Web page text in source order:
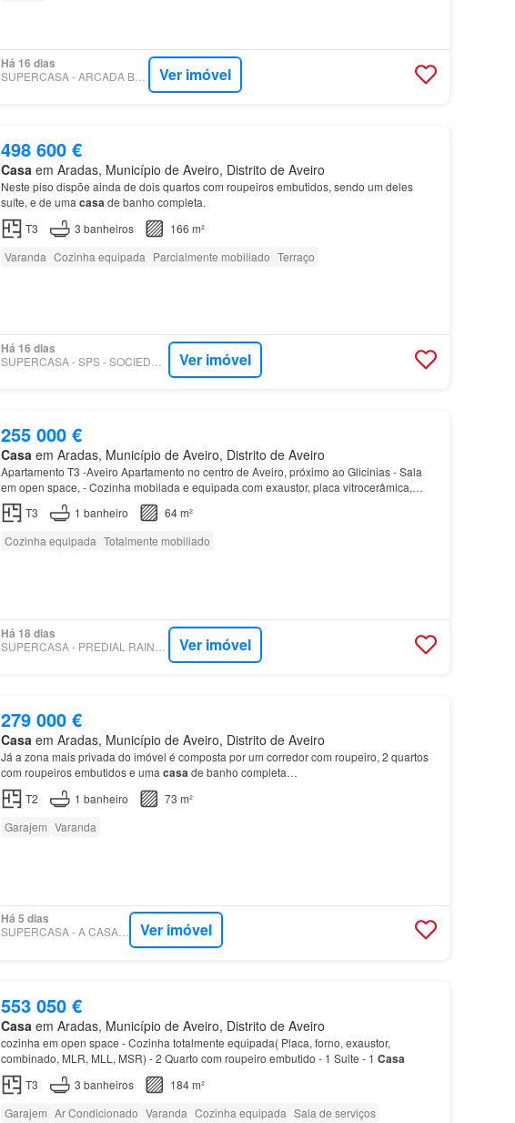
Há 16 dias
SUPERCASA - ARCADA BAIRRO DO LICEU Ver imóvel
498 600 €
Casaem Aradas, Município de Aveiro, Distrito de Aveiro
Neste piso dispõe ainda de dois quartos com roupeiros embutidos, sendo um deles
suíte, e de uma casade banho completa.
T3
3 banheiros
166 m²
Varanda Cozinha equipada Parcialmente mobiliado Terraço
Há 16 dias
Ver imóvel
255 000 €
Casaem Aradas, Município de Aveiro, Distrito de Aveiro
Apartamento T3 -Aveiro Apartamento no centro de Aveiro, próximo ao Glicinias - Sala
em open space, - Cozinha mobilada e equipada com exaustor, placa vitrocerâmica,
máquina de lavar roupa e termoacumulador para aquecimento de…
T3 1 banheiro
64 m²
Cozinha equipada Totalmente mobiliado
Há 18 dias
Ver imóvel
279 000 €
Casaem Aradas, Município de Aveiro, Distrito de Aveiro
Já a zona mais privada do imóvel é composta por um corredor com roupeiro, 2 quartos
com roupeiros embutidos e uma casade banho completa…
T2
1 banheiro
73 m²
Garajem Varanda
Há 5 dias
SUPERCASA - A CASA DA JOANA® Ver imóvel
553 050 €
Casa em Aradas, Município de Aveiro, Distrito de Aveiro
cozinha em open space - Cozinha totalmente equipada( Placa, forno, exaustor,
combinado, MLR, MLL, MSR) - 2 Quarto com roupeiro embutido - 1 Suite - 1 Casa
T3 3 banheiros
184 m²
Garajem Ar Condicionado Varanda Cozinha equipada Sala de serviços